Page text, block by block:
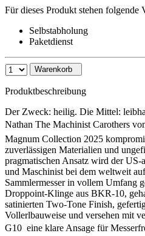
Für dieses Produkt stehen folgende
Selbstabholung
Paketdienst
Warenkorb
Produktbeschreibung
Der Zweck: heilig. Die Mittel:
Nathan The Machinist Carothers
Magnum Collection 2025
zuverlässigen Materialien und
pragmatischen Ansatz wird der US-
und Maschinist bei dem weltweit
Sammlermesser in vollem Umfang
Droppoint-Klinge aus BKR-10,
satinierten Two-Tone Finish,
Vollerlbauweise und versehen mit
G10  eine klare Ansage für